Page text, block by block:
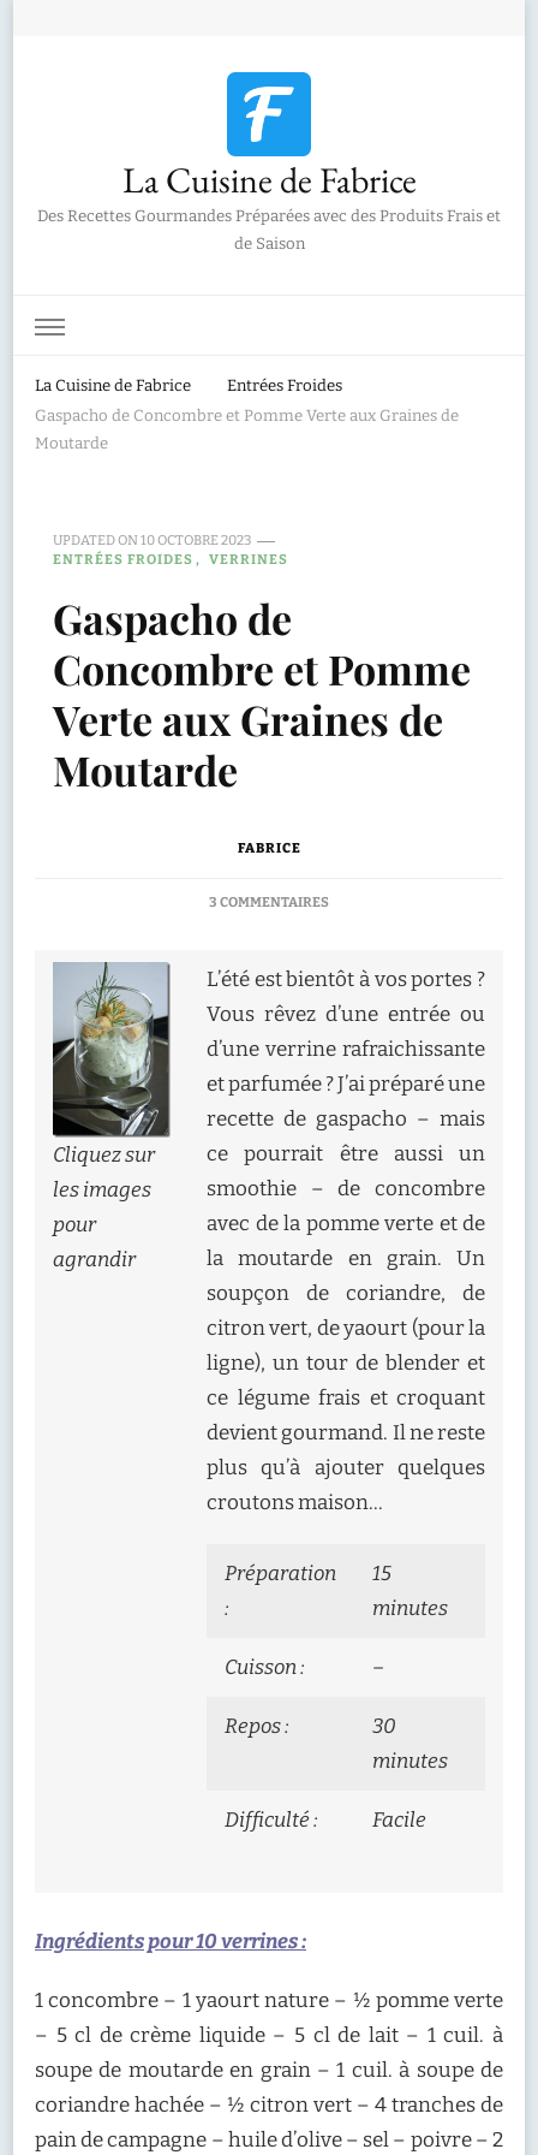
La Cuisine de Fabrice
Des Recettes Gourmandes Préparées avec des Produits Frais et
de Saison
La Cuisine de Fabrice
Entrées Froides
Gaspacho de Concombre et Pomme Verte aux Graines de
Moutarde
UPDATED ON10 OCTOBRE 2023
ENTRÉES FROIDES
VERRINES
Gaspacho de
Concombre et Pomme
Verte aux Graines de
Moutarde
FABRICE
3 COMMENTAIRESSUR
CONCOMBRE
ET
POMME
VERTE
AUX
GRAINES
MOUTARDE
Cliquez sur
les images
pour
agrandir
L’été est bientôt à vos portes ?
Vous rêvez d’une entrée ou
d’une verrine rafraichissante
et parfumée ? J’ai préparé une
recette de gaspacho – mais
ce pourrait être aussi un
smoothie – de concombre
avec de la pomme verte et de
la moutarde en grain. Un
soupçon de coriandre, de
citron vert, de yaourt (pour la
ligne), un tour de blender et
ce légume frais et croquant
devient gourmand. Il ne reste
plus qu’à ajouter quelques
croutons maison…
Préparation
:
15
minutes
Cuisson : –
Repos :
30
minutes
Difficulté : Facile
Ingrédients pour 10 verrines :
1 concombre – 1 yaourt nature – ½ pomme verte
– 5 cl de crème liquide – 5 cl de lait – 1 cuil. à
soupe de moutarde en grain – 1 cuil. à soupe de
coriandre hachée – ½ citron vert – 4 tranches de
pain de campagne – huile d’olive – sel – poivre – 2